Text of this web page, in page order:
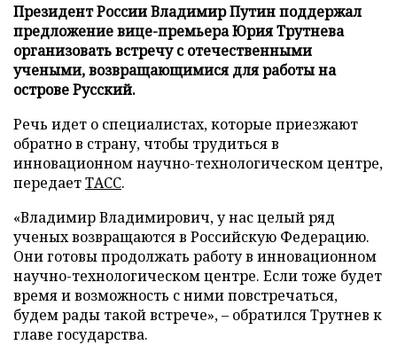
Президент России Владимир Путин поддержал
предложение вице-премьера Юрия Трутнева
организовать встречу с отечественными
учеными, возвращающимися для работы на
острове Русский.
Речь идет о специалистах, которые приезжают
обратно в страну, чтобы трудиться в
инновационном научно-технологическом центре,
передаетТАСС.
«Владимир Владимирович, у нас целый ряд
ученых возвращаются в Российскую Федерацию.
Они готовы продолжать работу в инновационном
научно-технологическом центре. Если тоже будет
время и возможность с ними повстречаться,
будем рады такой встрече», – обратился Трутнев к
главе государства.